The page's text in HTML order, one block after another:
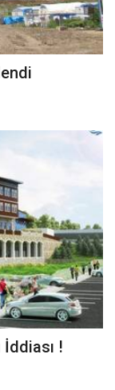
İddiası !